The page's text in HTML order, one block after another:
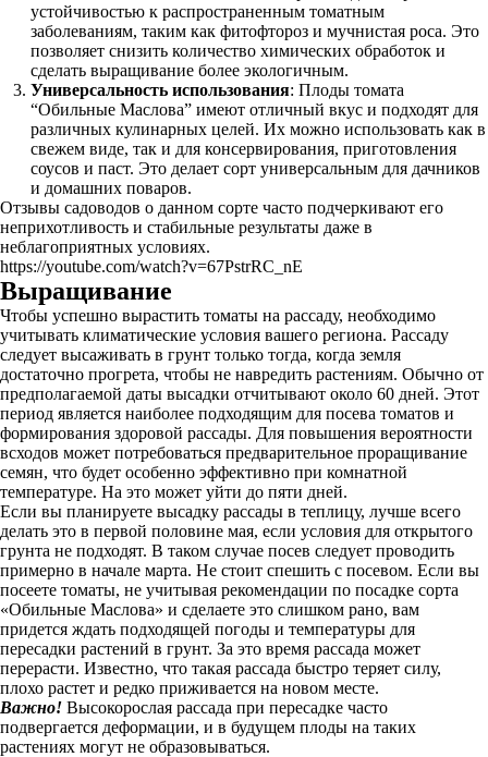
устойчивостью к распространенным томатным
заболеваниям, таким как фитофтороз и мучнистая роса. Это
позволяет снизить количество химических обработок и
сделать выращивание более экологичным.
Универсальность использования: Плоды томата
“Обильные Маслова” имеют отличный вкус и подходят для
различных кулинарных целей. Их можно использовать как в
свежем виде, так и для консервирования, приготовления
соусов и паст. Это делает сорт универсальным для дачников
и домашних поваров.
Отзывы садоводов о данном сорте часто подчеркивают его
неприхотливость и стабильные результаты даже в
неблагоприятных условиях.
https://youtube.com/watch?v=67PstrRC_nE
Выращивание
Чтобы успешно вырастить томаты на рассаду, необходимо
учитывать климатические условия вашего региона. Рассаду
следует высаживать в грунт только тогда, когда земля
достаточно прогрета, чтобы не навредить растениям. Обычно от
предполагаемой даты высадки отчитывают около 60 дней. Этот
период является наиболее подходящим для посева томатов и
формирования здоровой рассады. Для повышения вероятности
всходов может потребоваться предварительное проращивание
семян, что будет особенно эффективно при комнатной
температуре. На это может уйти до пяти дней.
Если вы планируете высадку рассады в теплицу, лучше всего
делать это в первой половине мая, если условия для открытого
грунта не подходят. В таком случае посев следует проводить
примерно в начале марта. Не стоит спешить с посевом. Если вы
посеете томаты, не учитывая рекомендации по посадке сорта
«Обильные Маслова» и сделаете это слишком рано, вам
придется ждать подходящей погоды и температуры для
пересадки растений в грунт. За это время рассада может
перерасти. Известно, что такая рассада быстро теряет силу,
плохо растет и редко приживается на новом месте.
Важно! Высокорослая рассада при пересадке часто
подвергается деформации, и в будущем плоды на таких
растениях могут не образовываться.